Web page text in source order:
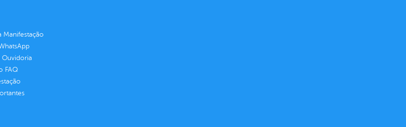
Manifestação
Ouvidoria
FAQ